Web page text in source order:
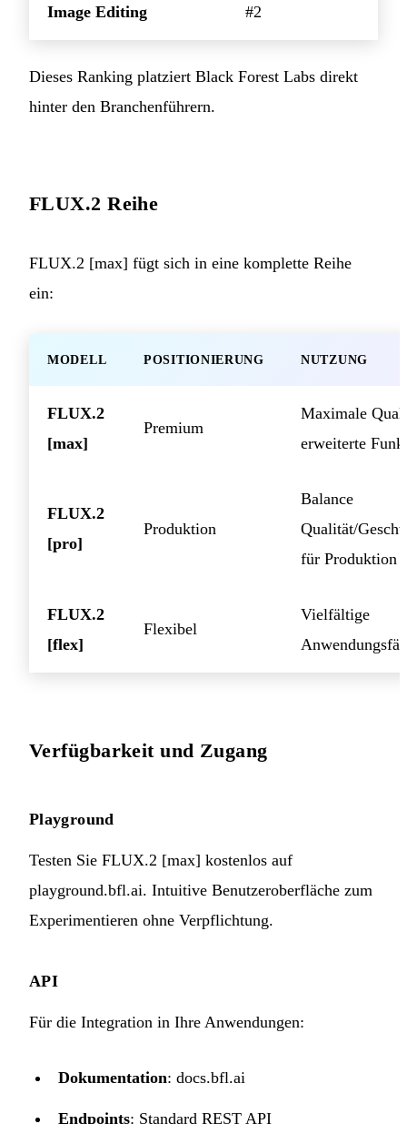
Image Editing #2
Dieses Ranking platziert Black Forest Labs direkt
hinter den Branchenführern.
FLUX.2 Reihe
FLUX.2 [max] fügt sich in eine komplette Reihe
ein:
MODELL POSITIONIERUNG NUTZUNG
FLUX.2
[max]
Premium
Maximale
erweiterte
FLUX.2
[pro]
Produktion
Balance
Qualität/
für Produktion
FLUX.2
[flex]
Flexibel
Vielfältige
Verfügbarkeit und Zugang
Playground
Testen Sie FLUX.2 [max] kostenlos auf
playground.bfl.ai. Intuitive Benutzeroberfläche zum
Experimentieren ohne Verpflichtung.
API
Für die Integration in Ihre Anwendungen:
Dokumentation: docs.bfl.ai
Endpoints: Standard REST API